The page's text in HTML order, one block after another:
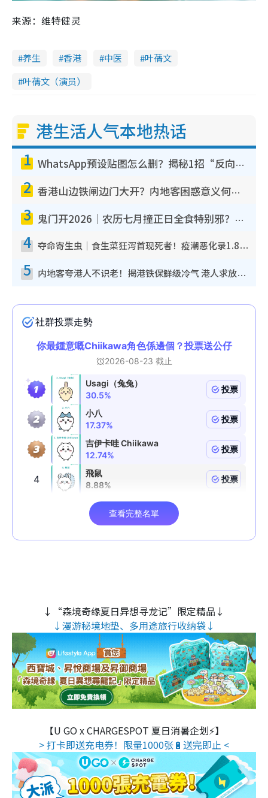
来源：维特健灵
养生 香港 中医
叶蒨文
叶蒨文（演员）
港生活人气本地热话
1 WhatsApp预设贴图怎么删？揭秘1招“反向操作”还原简洁界面 附3步实测教程
2 香港山边铁闸边门大开？内地客困惑意义何在！网友神回复：这种叫法理性防御
3 鬼门开2026｜农历七月撞正日全食特别邪？专家警告切忌做一事！揭4大禁忌+2招保平安
4 夺命寄生虫｜食生菜狂泻首现死者！疫潮恶化录1.8万宗病例 揭洗菜3大谬误
5 内地客夸港人不识老！揭港铁保鲜级冷气 港人求放过：别投诉
↓“森境奇缘夏日异想寻龙记”限定精品↓
↓漫游秘境地垫、多用途旅行收纳袋↓
【U GO x CHARGESPOT 夏日消暑企划⚡】
> 打卡即送充电券！限量1000张🔋送完即止 <